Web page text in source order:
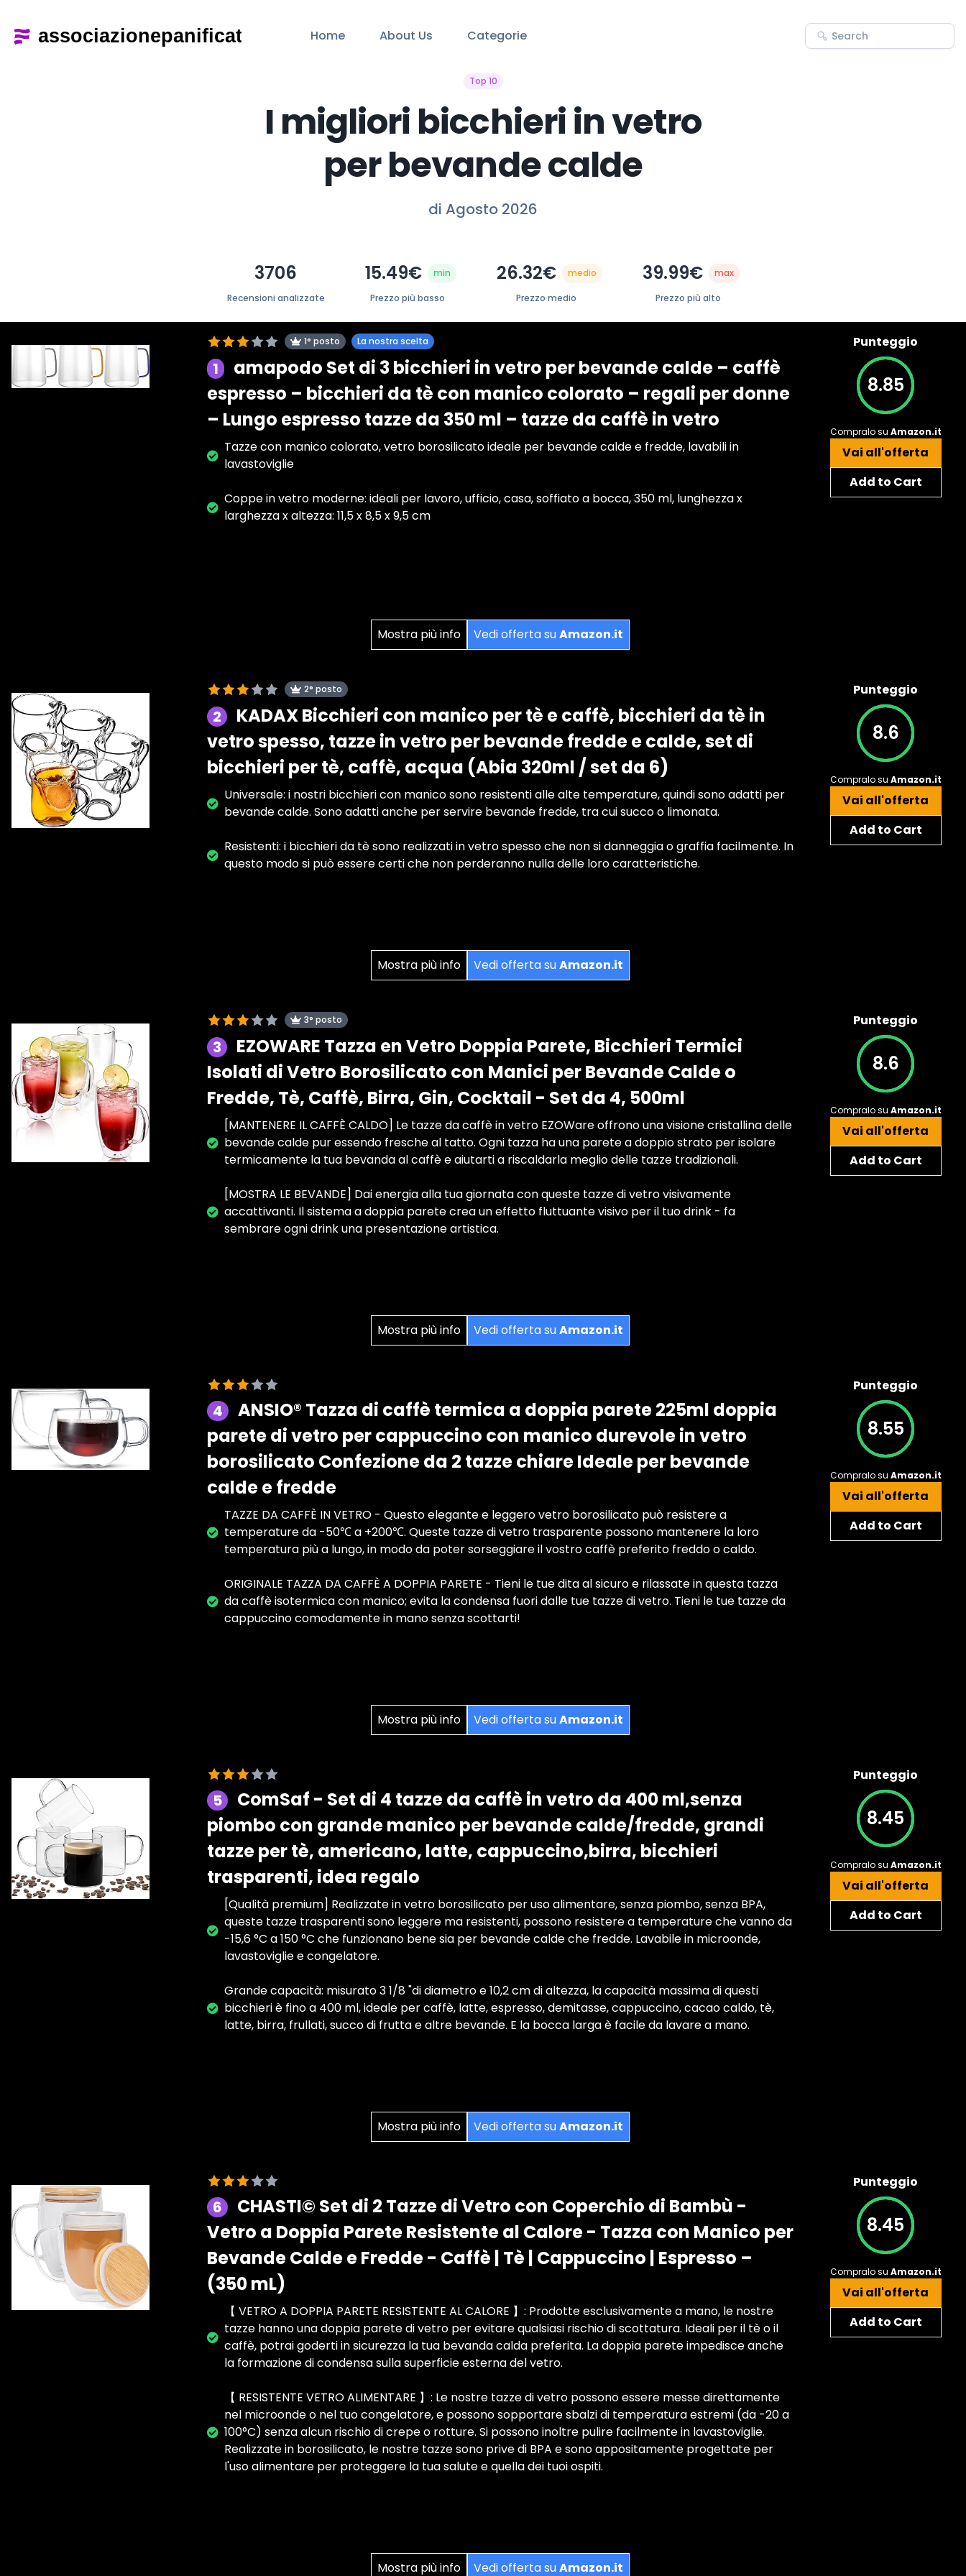
Home About Us Categorie
Top 10
I migliori bicchieri in vetro
per bevande calde
di Agosto 2026
3706
Recensioni analizzate
15.49€ min
Prezzo più basso
26.32€ medio
Prezzo medio
39.99€ max
Prezzo più alto
1° posto La nostra scelta
1
amapodo Set di 3 bicchieri in vetro per bevande calde – caffè
espresso – bicchieri da tè con manico colorato – regali per donne
– Lungo espresso tazze da 350 ml – tazze da caffè in vetro
Tazze con manico colorato, vetro borosilicato ideale per bevande calde e fredde, lavabili in
lavastoviglie
Coppe in vetro moderne: ideali per lavoro, ufficio, casa, soffiato a bocca, 350 ml, lunghezza x
larghezza x altezza: 11,5 x 8,5 x 9,5 cm
Mostra più info Vedi offerta suAmazon.it
Punteggio
8.85
Compralo su Amazon.it
Vai all'offerta
Add to Cart
2° posto
2
KADAX Bicchieri con manico per tè e caffè, bicchieri da tè in
vetro spesso, tazze in vetro per bevande fredde e calde, set di
bicchieri per tè, caffè, acqua (Abia 320ml / set da 6)
Universale: i nostri bicchieri con manico sono resistenti alle alte temperature, quindi sono adatti per
bevande calde. Sono adatti anche per servire bevande fredde, tra cui succo o limonata.
Resistenti: i bicchieri da tè sono realizzati in vetro spesso che non si danneggia o graffia facilmente. In
questo modo si può essere certi che non perderanno nulla delle loro caratteristiche.
Mostra più info Vedi offerta suAmazon.it
Punteggio
8.6
Compralo su Amazon.it
Vai all'offerta
Add to Cart
3° posto
3
EZOWARE Tazza en Vetro Doppia Parete, Bicchieri Termici
Isolati di Vetro Borosilicato con Manici per Bevande Calde o
Fredde, Tè, Caffè, Birra, Gin, Cocktail - Set da 4, 500ml
[MANTENERE IL CAFFÈ CALDO] Le tazze da caffè in vetro EZOWare offrono una visione cristallina delle
bevande calde pur essendo fresche al tatto. Ogni tazza ha una parete a doppio strato per isolare
termicamente la tua bevanda al caffè e aiutarti a riscaldarla meglio delle tazze tradizionali.
[MOSTRA LE BEVANDE] Dai energia alla tua giornata con queste tazze di vetro visivamente
accattivanti. Il sistema a doppia parete crea un effetto fluttuante visivo per il tuo drink - fa
sembrare ogni drink una presentazione artistica.
Mostra più info Vedi offerta suAmazon.it
Punteggio
8.6
Compralo su Amazon.it
Vai all'offerta
Add to Cart
4
ANSIO® Tazza di caffè termica a doppia parete 225ml doppia
parete di vetro per cappuccino con manico durevole in vetro
borosilicato Confezione da 2 tazze chiare Ideale per bevande
calde e fredde
TAZZE DA CAFFÈ IN VETRO - Questo elegante e leggero vetro borosilicato può resistere a
temperature da -50℃ a +200℃. Queste tazze di vetro trasparente possono mantenere la loro
temperatura più a lungo, in modo da poter sorseggiare il vostro caffè preferito freddo o caldo.
ORIGINALE TAZZA DA CAFFÈ A DOPPIA PARETE - Tieni le tue dita al sicuro e rilassate in questa tazza
da caffè isotermica con manico; evita la condensa fuori dalle tue tazze di vetro. Tieni le tue tazze da
cappuccino comodamente in mano senza scottarti!
Mostra più info Vedi offerta suAmazon.it
Punteggio
8.55
Compralo su Amazon.it
Vai all'offerta
Add to Cart
5
ComSaf - Set di 4 tazze da caffè in vetro da 400 ml,senza
piombo con grande manico per bevande calde/fredde, grandi
tazze per tè, americano, latte, cappuccino,birra, bicchieri
trasparenti, idea regalo
[Qualità premium] Realizzate in vetro borosilicato per uso alimentare, senza piombo, senza BPA,
queste tazze trasparenti sono leggere ma resistenti, possono resistere a temperature che vanno da
-15,6 °C a 150 °C che funzionano bene sia per bevande calde che fredde. Lavabile in microonde,
lavastoviglie e congelatore.
Grande capacità: misurato 3 1/8 "di diametro e 10,2 cm di altezza, la capacità massima di questi
bicchieri è fino a 400 ml, ideale per caffè, latte, espresso, demitasse, cappuccino, cacao caldo, tè,
latte, birra, frullati, succo di frutta e altre bevande. E la bocca larga è facile da lavare a mano.
Mostra più info Vedi offerta suAmazon.it
Punteggio
8.45
Compralo su Amazon.it
Vai all'offerta
Add to Cart
6
CHASTI© Set di 2 Tazze di Vetro con Coperchio di Bambù -
Vetro a Doppia Parete Resistente al Calore - Tazza con Manico per
Bevande Calde e Fredde - Caffè | Tè | Cappuccino | Espresso –
(350 mL)
【 VETRO A DOPPIA PARETE RESISTENTE AL CALORE 】: Prodotte esclusivamente a mano, le nostre
tazze hanno una doppia parete di vetro per evitare qualsiasi rischio di scottatura. Ideali per il tè o il
caffè, potrai goderti in sicurezza la tua bevanda calda preferita. La doppia parete impedisce anche
la formazione di condensa sulla superficie esterna del vetro.
【 RESISTENTE VETRO ALIMENTARE 】: Le nostre tazze di vetro possono essere messe direttamente
nel microonde o nel tuo congelatore, e possono sopportare sbalzi di temperatura estremi (da -20 a
100°C) senza alcun rischio di crepe o rotture. Si possono inoltre pulire facilmente in lavastoviglie.
Realizzate in borosilicato, le nostre tazze sono prive di BPA e sono appositamente progettate per
l'uso alimentare per proteggere la tua salute e quella dei tuoi ospiti.
Mostra più info Vedi offerta suAmazon.it
Punteggio
8.45
Compralo su Amazon.it
Vai all'offerta
Add to Cart